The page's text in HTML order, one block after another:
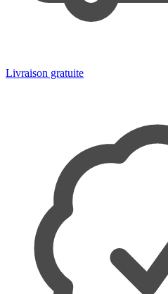
Livraison gratuite